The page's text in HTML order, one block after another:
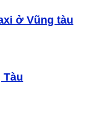
ở Vũng tàu